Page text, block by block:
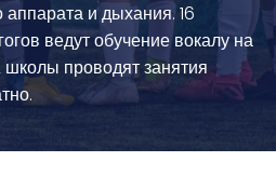
аппарата и дыхания. 16
ведут обучение вокалу на
школы проводят занятия